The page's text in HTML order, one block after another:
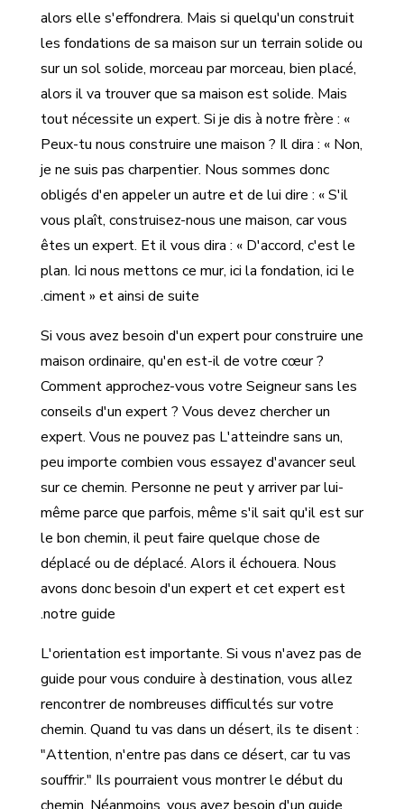
alors elle s'effondrera. Mais si quelqu'un construit
les fondations de sa maison sur un terrain solide ou
sur un sol solide, morceau par morceau, bien placé,
alors il va trouver que sa maison est solide. Mais
tout nécessite un expert. Si je dis à notre frère : «
Peux-tu nous construire une maison ? Il dira : « Non,
je ne suis pas charpentier. Nous sommes donc
obligés d'en appeler un autre et de lui dire : « S'il
vous plaît, construisez-nous une maison, car vous
êtes un expert. Et il vous dira : « D'accord, c'est le
plan. Ici nous mettons ce mur, ici la fondation, ici le
ciment » et ainsi de suite.
Si vous avez besoin d'un expert pour construire une
maison ordinaire, qu'en est-il de votre cœur ?
Comment approchez-vous votre Seigneur sans les
conseils d'un expert ? Vous devez chercher un
expert. Vous ne pouvez pas L'atteindre sans un,
peu importe combien vous essayez d'avancer seul
sur ce chemin. Personne ne peut y arriver par lui-
même parce que parfois, même s'il sait qu'il est sur
le bon chemin, il peut faire quelque chose de
déplacé ou de déplacé. Alors il échouera. Nous
avons donc besoin d'un expert et cet expert est
notre guide.
L'orientation est importante. Si vous n'avez pas de
guide pour vous conduire à destination, vous allez
rencontrer de nombreuses difficultés sur votre
chemin. Quand tu vas dans un désert, ils te disent :
"Attention, n'entre pas dans ce désert, car tu vas
souffrir." Ils pourraient vous montrer le début du